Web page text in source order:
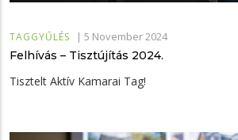
TAGGYŰLÉS | 5 November 2024
Felhívás – Tisztújítás 2024.
Tisztelt Aktív Kamarai Tag!